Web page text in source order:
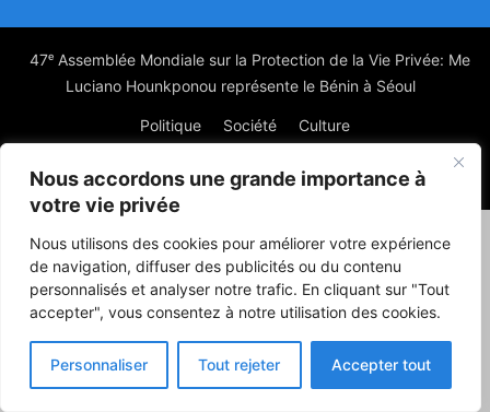
Nous accordons une grande importance à
votre vie privée
Nous utilisons des cookies pour améliorer votre expérience
de navigation, diffuser des publicités ou du contenu
personnalisés et analyser notre trafic. En cliquant sur "Tout
accepter", vous consentez à notre utilisation des cookies.
Personnaliser Tout rejeter Accepter tout
47ᵉ Assemblée Mondiale sur la Protection de la Vie Privée: Me
Luciano Hounkponou représente le Bénin à Séoul
Politique Société Culture
© Powered by digitXplus Francophone